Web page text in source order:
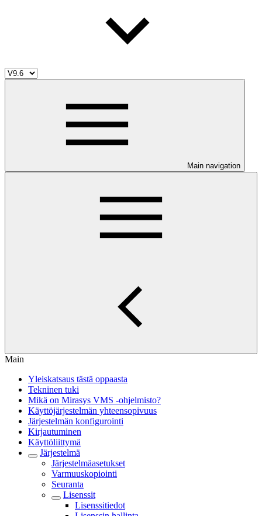
Main navigation
Main
Yleiskatsaus tästä oppaasta
Tekninen tuki
Mikä on Mirasys VMS -ohjelmisto?
Käyttöjärjestelmän yhteensopivuus
Järjestelmän konfigurointi
Kirjautuminen
Käyttöliittymä
Järjestelmä
Järjestelmäasetukset
Varmuuskopiointi
Seuranta
Lisenssit
Lisenssitiedot